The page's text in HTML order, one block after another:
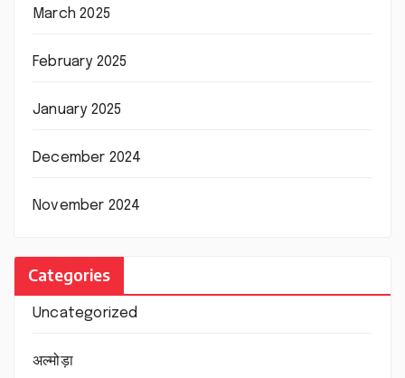
March 2025
February 2025
January 2025
December 2024
November 2024
Categories
Uncategorized
अल्मोड़ा